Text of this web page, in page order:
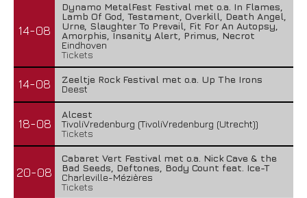
14-08
Dynamo MetalFest Festival met o.a. In Flames,
Lamb Of God, Testament, Overkill, Death Angel,
Urne, Slaughter To Prevail, Fit For An Autopsy,
Amorphis, Insanity Alert, Primus, Necrot
Eindhoven
Tickets
14-08
Zeeltje Rock Festival met o.a. Up The Irons
Deest
18-08
Alcest
TivoliVredenburg (TivoliVredenburg (Utrecht))
Tickets
20-08
Cabaret Vert Festival met o.a. Nick Cave & the
Bad Seeds, Deftones, Body Count feat. Ice-T
Charleville-Mézières
Tickets